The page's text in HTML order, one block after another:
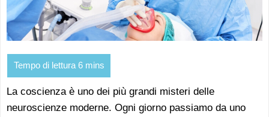
La coscienza è uno dei più grandi misteri delle
neuroscienze moderne. Ogni giorno passiamo da uno